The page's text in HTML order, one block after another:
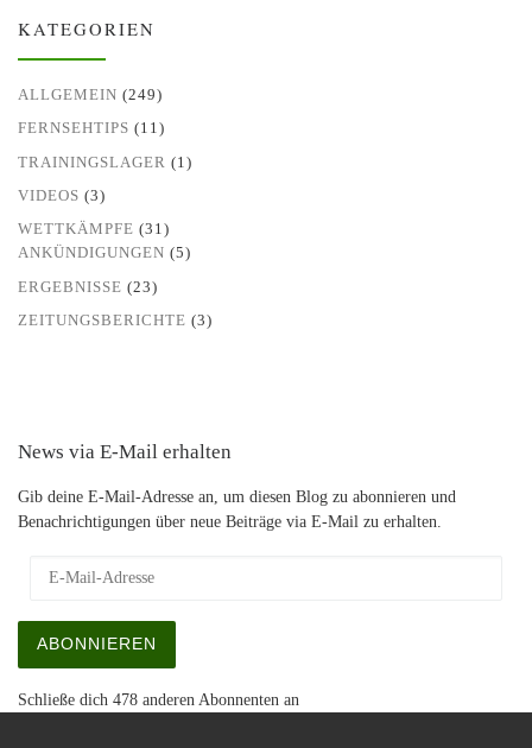
KATEGORIEN
ALLGEMEIN (249)
FERNSEHTIPS (11)
TRAININGSLAGER (1)
VIDEOS (3)
WETTKÄMPFE (31)
ANKÜNDIGUNGEN (5)
ERGEBNISSE (23)
ZEITUNGSBERICHTE (3)
News via E-Mail erhalten
Gib deine E-Mail-Adresse an, um diesen Blog zu abonnieren und
Benachrichtigungen über neue Beiträge via E-Mail zu erhalten.
ABONNIEREN
Schließe dich 478 anderen Abonnenten an